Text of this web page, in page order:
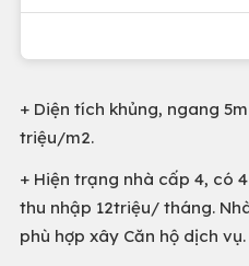
+ Diện tích khủng, ngang
triệu/m2.
+ Hiện trạng nhà cấp 4, có
thu nhập 12triệu/ tháng.
phù hợp xây Căn hộ dịch vụ.